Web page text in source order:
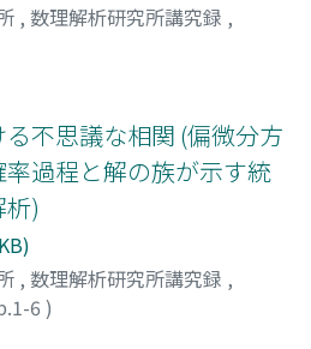
, 数理解析研究所講究録 ,
不思議な相関 (偏微分方
過程と解の族が示す統
)
, 数理解析研究所講究録 ,
6 )